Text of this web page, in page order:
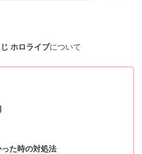
ホロライブについて
た時の対処法